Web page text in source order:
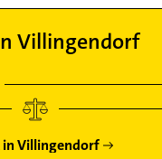
Villingendorf
in Villingendorf